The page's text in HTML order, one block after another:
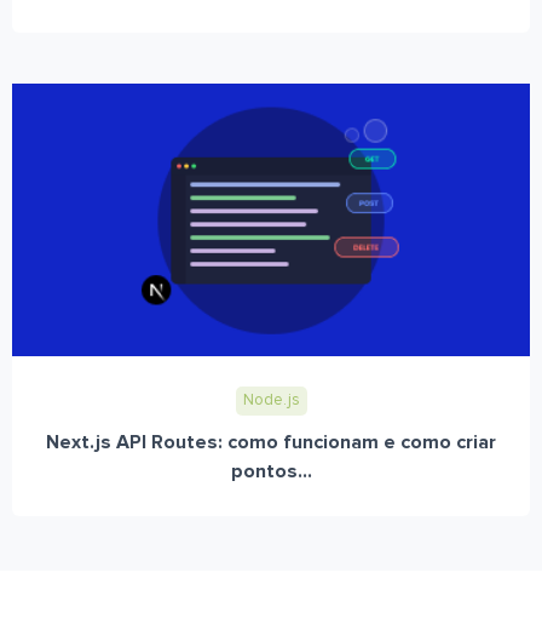
Node.js
Next.js API Routes: como funcionam e como criar
pontos...